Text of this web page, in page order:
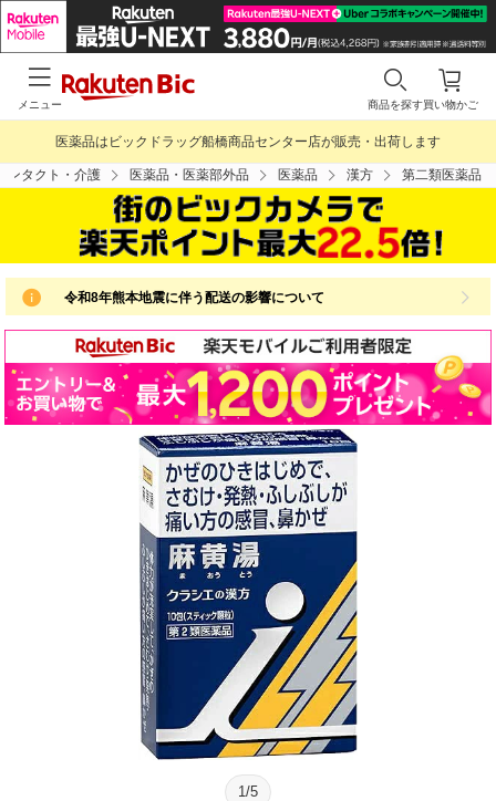
買い物かご
商品を探す
メニュー
医薬品はビックドラッグ船橋商品センター店が販売・出荷します
ンタクト・介護 医薬品・医薬部外品 医薬品 漢方 第二類医薬品
令和8年熊本地震に伴う配送の影響について
1 /5